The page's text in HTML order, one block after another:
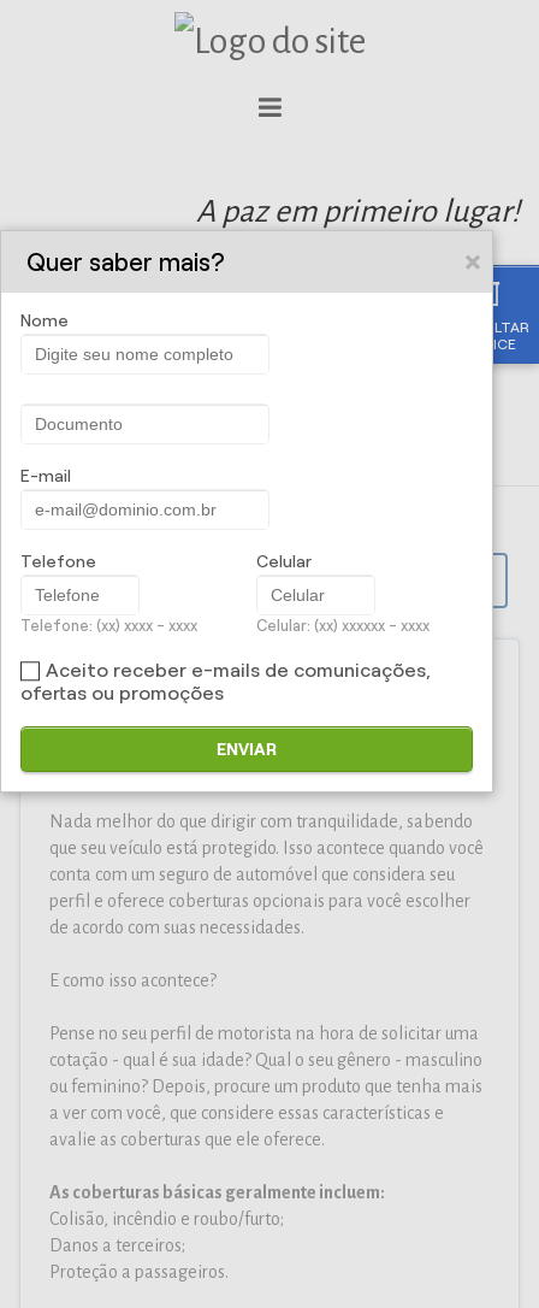
CONSULTAR
APÓLICE
A paz em primeiro lugar!
Iti Corretora e Administradora
de Seguros Ltda - Seguro Auto
Nada melhor do que dirigir com tranquilidade, sabendo
que seu veículo está protegido. Isso acontece quando você
conta com um seguro de automóvel que considera seu
perfil e oferece coberturas opcionais para você escolher
de acordo com suas necessidades.
E como isso acontece?
Pense no seu perfil de motorista na hora de solicitar uma
cotação - qual é sua idade? Qual o seu gênero - masculino
ou feminino? Depois, procure um produto que tenha mais
a ver com você, que considere essas características e
avalie as coberturas que ele oferece.
As coberturas básicas geralmente incluem:
Colisão, incêndio e roubo/furto;
Danos a terceiros;
Proteção a passageiros.
Quer saber mais?
Nome
E-mail
Telefone
Telefone: (xx) xxxx - xxxx
Celular
Celular: (xx) xxxxxx - xxxx
Aceito receber e-mails de comunicações,
ofertas ou promoções
ENVIAR